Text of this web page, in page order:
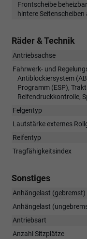
Frontscheibe
hintere
Räder & Technik
Antriebsachse
Fahrwerk- und
Antiblockiersystem
Programm (ESP),
Reifendruckkontrolle,
Felgentyp
Lautstärke externes
Reifentyp
Tragfähigkeitsindex
Sonstiges
Anhängelast (gebremst)
Anhängelast
Antriebsart
Anzahl Sitzplätze